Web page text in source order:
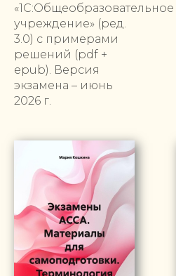
«1С:Общеобразовательное
учреждение» (ред.
3.0) с примерами
решений (pdf +
epub). Версия
экзамена – июнь
2026 г.